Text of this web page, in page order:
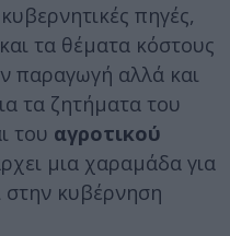
πηγές,
τα θέματα κόστους
παραγωγή αλλά και
τα ζητήματα του
του αγροτικού
μια χαραμάδα για
κυβέρνηση